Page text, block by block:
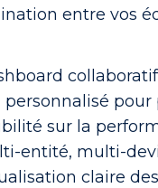
entre vos
collaboratif
personnalisé
sur la
entité, multi-
claire